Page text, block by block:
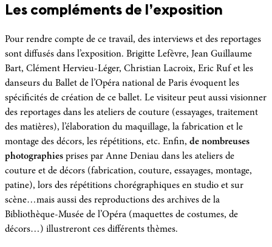
Les compléments de l’exposition
Pour rendre compte de ce travail, des interviews et des reportages
sont diffusés dans l’exposition. Brigitte Lefèvre, Jean Guillaume
Bart, Clément Hervieu-Léger, Christian Lacroix, Eric Ruf et les
danseurs du Ballet de l’Opéra national de Paris évoquent les
spécificités de création de ce ballet. Le visiteur peut aussi visionner
des reportages dans les ateliers de couture (essayages, traitement
des matières), l’élaboration du maquillage, la fabrication et le
montage des décors, les répétitions, etc. Enfin, de nombreuses
photographies prises par Anne Deniau dans les ateliers de
couture et de décors (fabrication, couture, essayages, montage,
patine), lors des répétitions chorégraphiques en studio et sur
scène…mais aussi des reproductions des archives de la
Bibliothèque-Musée de l’Opéra (maquettes de costumes, de
décors…) illustreront ces différents thèmes.